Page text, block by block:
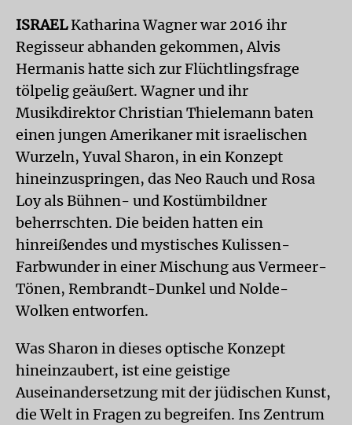
ISRAELKatharina Wagner war 2016 ihr
Regisseur abhanden gekommen, Alvis
Hermanis hatte sich zur Flüchtlingsfrage
tölpelig geäußert. Wagner und ihr
Musikdirektor Christian Thielemann baten
einen jungen Amerikaner mit israelischen
Wurzeln, Yuval Sharon, in ein Konzept
hineinzuspringen, das Neo Rauch und Rosa
Loy als Bühnen- und Kostümbildner
beherrschten. Die beiden hatten ein
hinreißendes und mystisches Kulissen-
Farbwunder in einer Mischung aus Vermeer-
Tönen, Rembrandt-Dunkel und Nolde-
Wolken entworfen.
Was Sharon in dieses optische Konzept
hineinzaubert, ist eine geistige
Auseinandersetzung mit der jüdischen Kunst,
die Welt in Fragen zu begreifen. Ins Zentrum